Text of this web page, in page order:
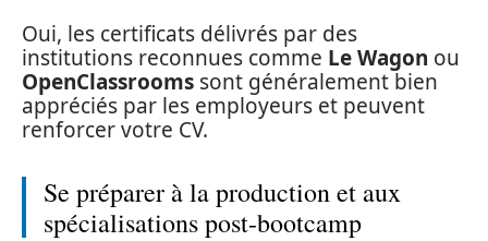
Oui, les certificats délivrés par des
institutions reconnues comme Le Wagon ou
OpenClassrooms sont généralement bien
appréciés par les employeurs et peuvent
renforcer votre CV.
Se préparer à la production et aux
spécialisations post-bootcamp